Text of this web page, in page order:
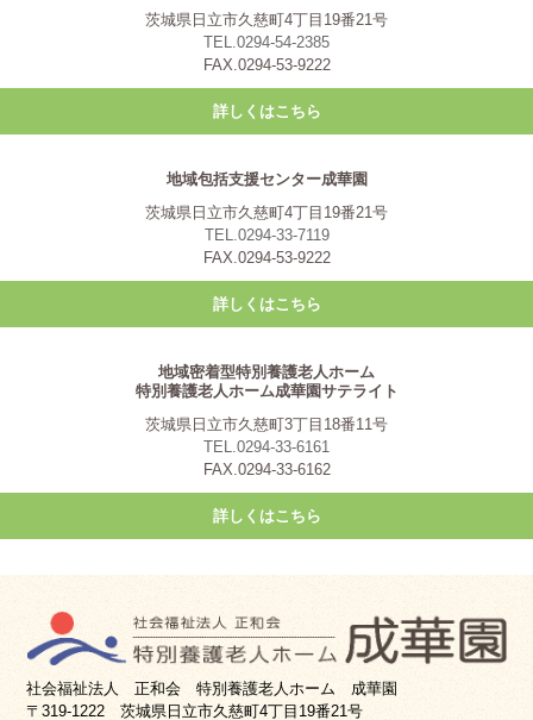
茨城県日立市久慈町4丁目19番21号
TEL.0294-54-2385
FAX.0294-53-9222
詳しくはこちら
地域包括支援センター成華園
茨城県日立市久慈町4丁目19番21号
TEL.0294-33-7119
FAX.0294-53-9222
詳しくはこちら
地域密着型特別養護老人ホーム
特別養護老人ホーム成華園サテライト
茨城県日立市久慈町3丁目18番11号
TEL.0294-33-6161
FAX.0294-33-6162
詳しくはこちら
社会福祉法人 正和会 特別養護老人ホーム 成華園
〒319-1222 茨城県日立市久慈町4丁目19番21号